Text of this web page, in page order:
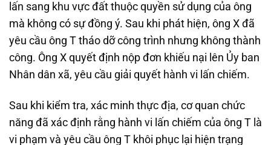
lấn sang khu vực đất thuộc quyền sử dụng của ông
mà không có sự đồng ý. Sau khi phát hiện, ông X đã
yêu cầu ông T tháo dỡ công trình nhưng không thành
công. Ông X quyết định nộp đơn khiếu nại lên Ủy ban
Nhân dân xã, yêu cầu giải quyết hành vi lấn chiếm.
Sau khi kiểm tra, xác minh thực địa, cơ quan chức
năng đã xác định rằng hành vi lấn chiếm của ông T là
vi phạm và yêu cầu ông T khôi phục lại hiện trạng